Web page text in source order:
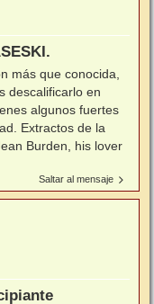
más que conocida,
descalificarlo en
algunos fuertes
Extractos de la
Burden, his lover
Saltar al mensaje